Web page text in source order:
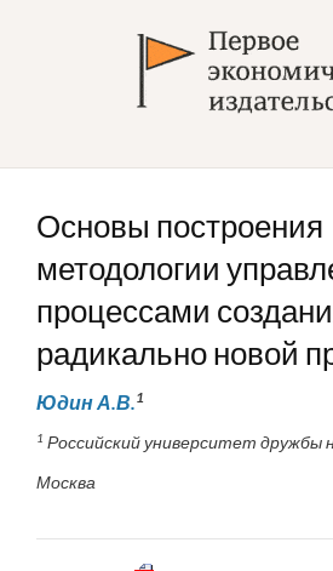
content
Основы построения
методологии
процессами
радикально новой
Юдин А.В.1
1 Российский университет дружбы
Москва